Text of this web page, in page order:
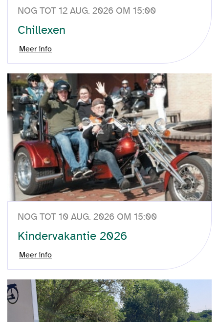
NOG TOT 12 AUG. 2026 OM 15:00
Chillexen
Meer info
NOG TOT 10 AUG. 2026 OM 15:00
Kindervakantie 2026
Meer info